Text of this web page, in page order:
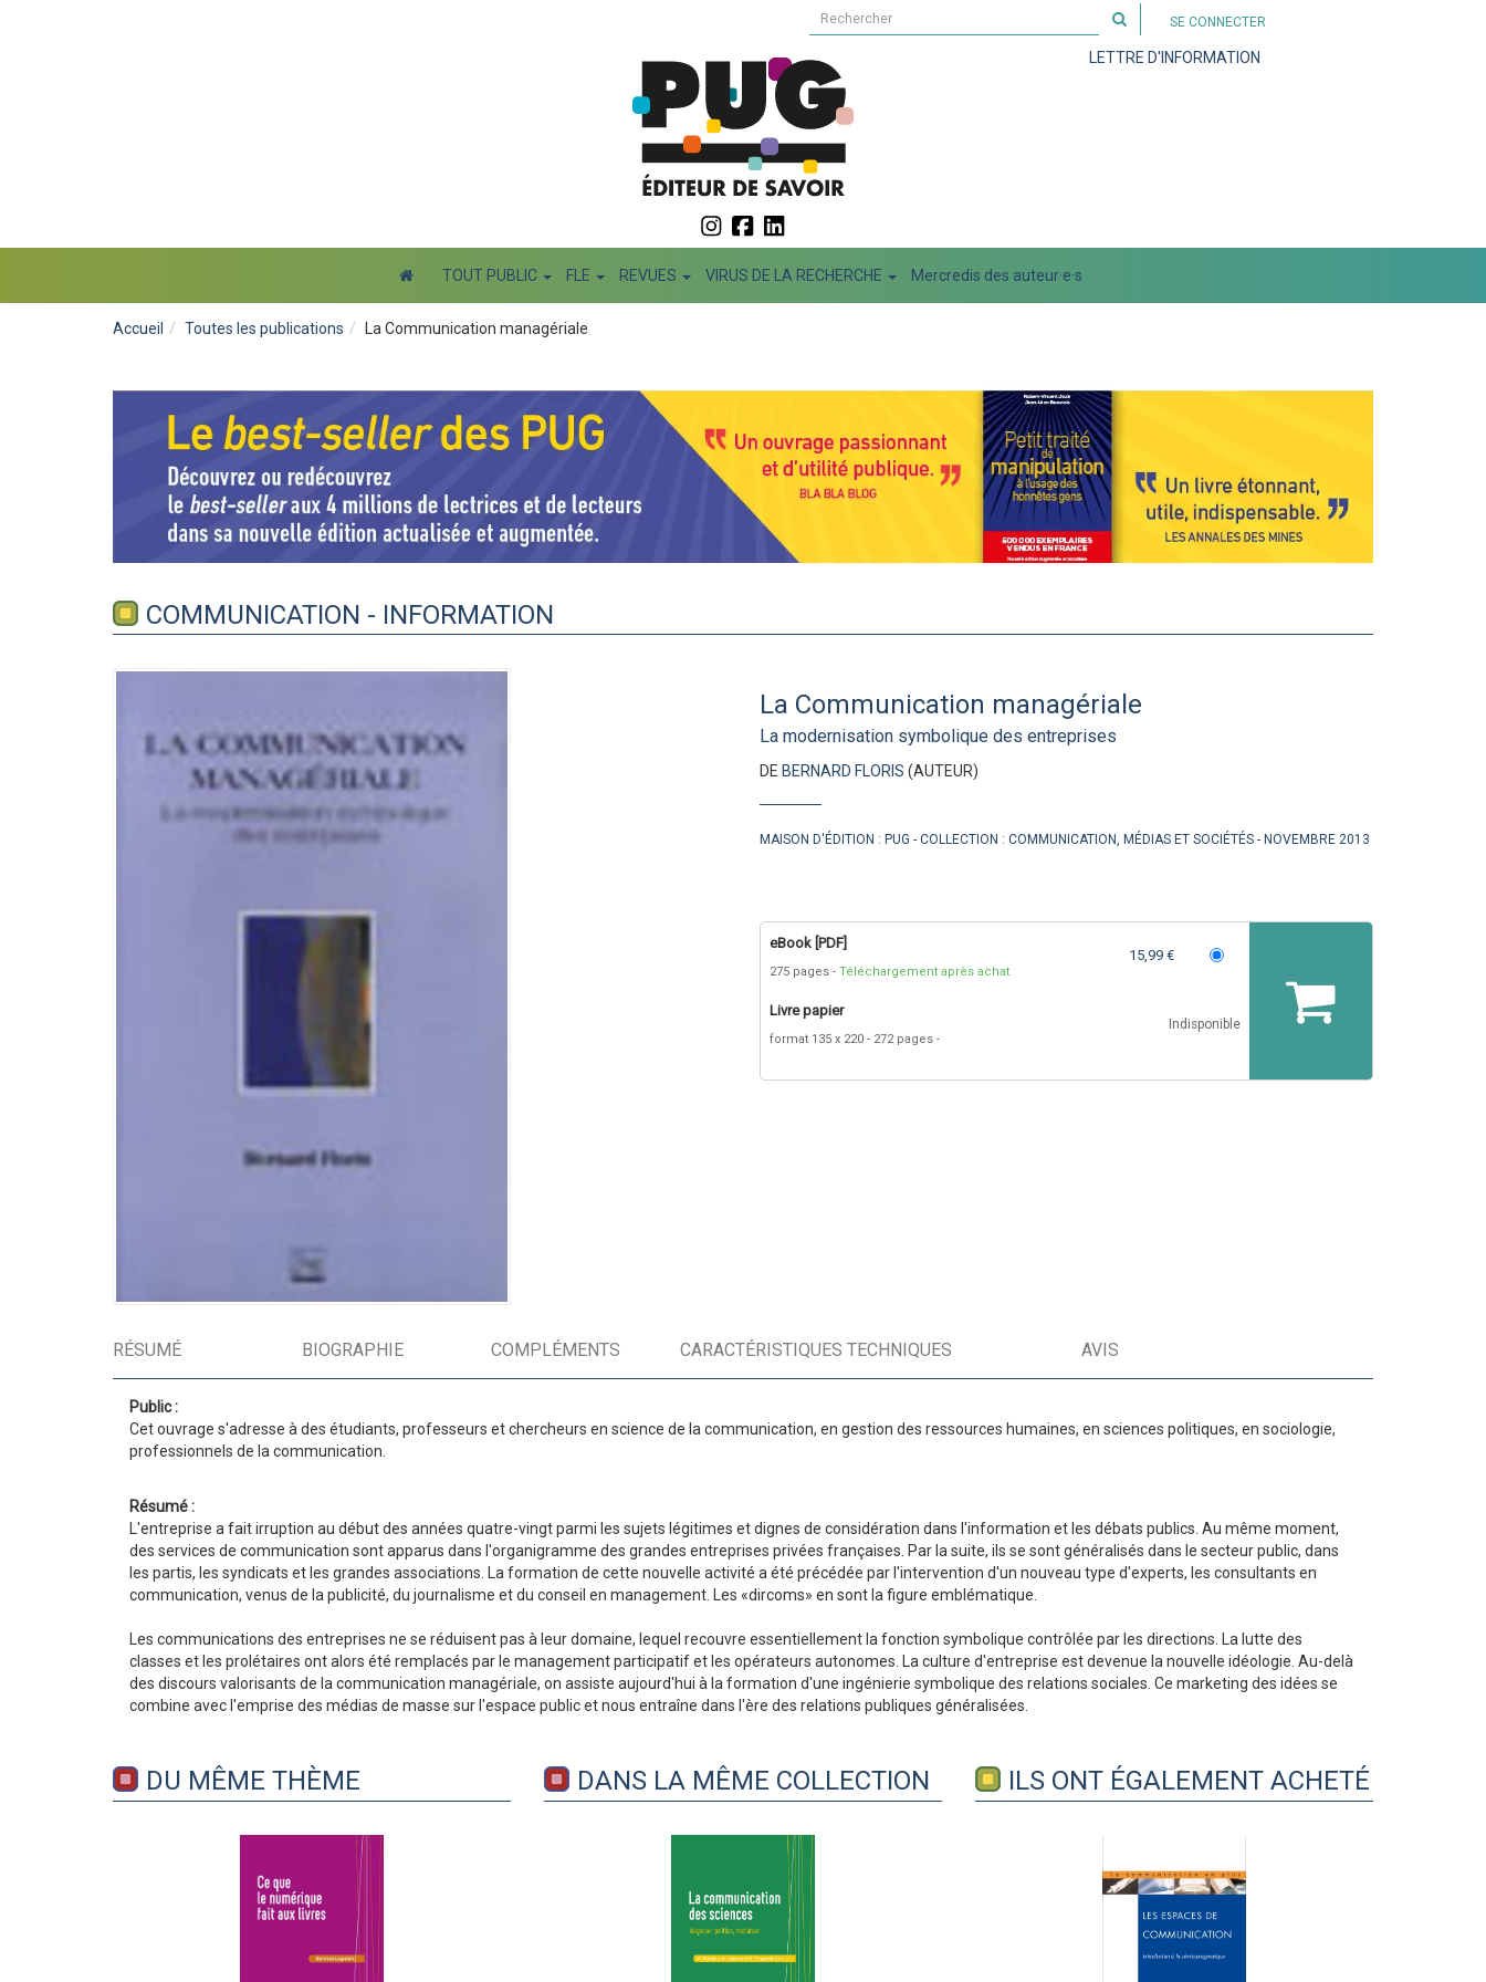
Rechercher
sur
le
SE CONNECTER
LETTRE D'INFORMATION
TOUT PUBLIC FLE REVUES VIRUS DE LA RECHERCHE Mercredis des auteur·e·s
Accueil Toutes les publications La Communication managériale
COMMUNICATION - INFORMATION
La Communication managériale
La modernisation symbolique des entreprises
DE BERNARD FLORIS (AUTEUR)
MAISON D'ÉDITION : PUG COLLECTION : COMMUNICATION, MÉDIAS ET SOCIÉTÉS NOVEMBRE 2013
eBook [PDF]
275 pages Téléchargement après achat
15,99 €
Livre papier
format 135 x 220 272 pages
Indisponible
RÉSUMÉ BIOGRAPHIE COMPLÉMENTS CARACTÉRISTIQUES TECHNIQUES AVIS
Public :
Cet ouvrage s'adresse à des étudiants, professeurs et chercheurs en science de la communication, en gestion des ressources humaines, en sciences politiques, en sociologie,
professionnels de la communication.
Résumé :
L'entreprise a fait irruption au début des années quatre-vingt parmi les sujets légitimes et dignes de considération dans l'information et les débats publics. Au même moment,
des services de communication sont apparus dans l'organigramme des grandes entreprises privées françaises. Par la suite, ils se sont généralisés dans le secteur public, dans
les partis, les syndicats et les grandes associations. La formation de cette nouvelle activité a été précédée par l'intervention d'un nouveau type d'experts, les consultants en
communication, venus de la publicité, du journalisme et du conseil en management. Les «dircoms» en sont la figure emblématique.
Les communications des entreprises ne se réduisent pas à leur domaine, lequel recouvre essentiellement la fonction symbolique contrôlée par les directions. La lutte des
classes et les prolétaires ont alors été remplacés par le management participatif et les opérateurs autonomes. La culture d'entreprise est devenue la nouvelle idéologie. Au-delà
des discours valorisants de la communication managériale, on assiste aujourd'hui à la formation d'une ingénierie symbolique des relations sociales. Ce marketing des idées se
combine avec l'emprise des médias de masse sur l'espace public et nous entraîne dans l'ère des relations publiques généralisées.
DU MÊME THÈME DANS LA MÊME COLLECTION ILS ONT ÉGALEMENT ACHETÉ